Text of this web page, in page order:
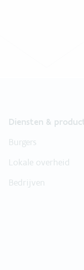
Diensten &
Burgers
Lokale overheid
Bedrijven